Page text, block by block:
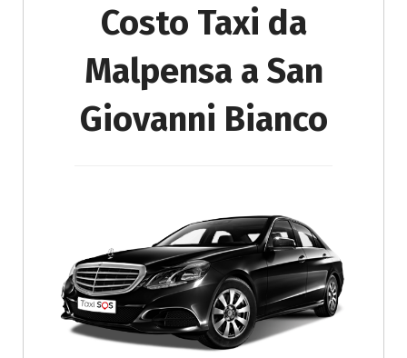
Costo Taxi da
Malpensa a San
Giovanni Bianco